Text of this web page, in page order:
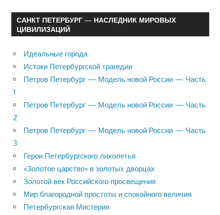
САНКТ ПЕТЕРБУРГ — НАСЛЕДНИК МИРОВЫХ
ЦИВИЛИЗАЦИЙ
Идеальные города
Истоки Петербургской трагедии
Петров Петербург — Модель новой России — Часть
1
Петров Петербург — Модель новой России — Часть
2
Петров Петербург — Модель новой России — Часть
3
Герои Петербургского лихолетья
«Золотое царство» в золотых дворцах
Золотой век Российского просвещения
Мир благородной простоты и спокойного величия
Петербургская Мистерия